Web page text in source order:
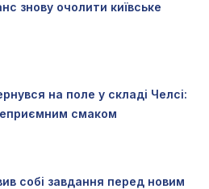
знову очолити київське
на поле у складі Челсі:
смаком
собі завдання перед новим